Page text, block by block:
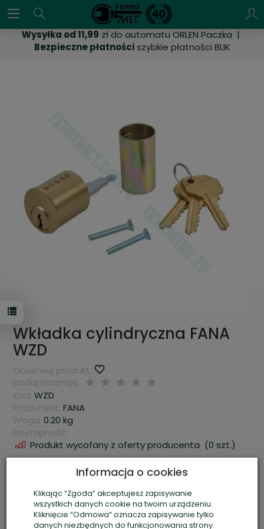
Wysyłka od 11,99 zł do automatu ORLEN Paczka |
Bezpieczne płatnościszybkie płatności BLIK
Wkładka cylindryczna FANA
WZD
Obserwuj produkt:
Dodaj recenzję:
Kod: WZD
Producent: FANA
Waga: 0.20 kg
Dostępność:
Produkt wycofany z oferty producenta (0 szt.)
26,83 zł/ szt. 33,00 zł *
szt. dodaj do koszyka
Informacja o cookies
Klikając “Zgoda” akceptujesz zapisywanie
wszystkich danych cookie na twoim urządzeniu.
Kliknięcie “Odmowa” oznacza zapisywanie tylko
danych niezbędnych do funkcjonowania strony.